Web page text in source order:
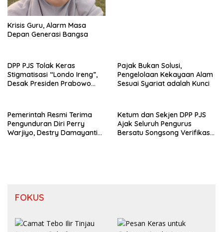
Krisis Guru, Alarm Masa
Depan Generasi Bangsa
DPP PJS Tolak Keras
Stigmatisasi “Londo Ireng”,
Desak Presiden Prabowo
Pajak Bukan Solusi,
Pengelolaan Kekayaan Alam
Sesuai Syariat adalah Kunci
Pemerintah Resmi Terima
Pengunduran Diri Perry
Warjiyo, Destry Damayanti
Ketum dan Sekjen DPP PJS
Ajak Seluruh Pengurus
Bersatu Songsong Verifikasi
FOKUS